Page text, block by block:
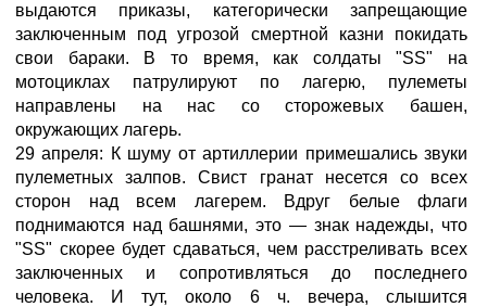
выдаются приказы, категорически запрещающие
заключенным под угрозой смертной казни покидать
свои бараки. В то время, как солдаты "SS" на
мотоциклах патрулируют по лагерю, пулеметы
направлены на нас со сторожевых башен,
окружающих лагерь.
29 апреля: К шуму от артиллерии примешались звуки
пулеметных залпов. Свист гранат несется со всех
сторон над всем лагерем. Вдруг белые флаги
поднимаются над башнями, это — знак надежды, что
"SS" скорее будет сдаваться, чем расстреливать всех
заключенных и сопротивляться до последнего
человека. И тут, около 6 ч. вечера, слышится